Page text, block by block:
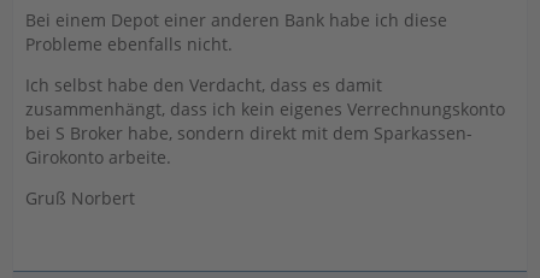
Bei einem Depot einer anderen Bank habe ich diese
Probleme ebenfalls nicht.
Ich selbst habe den Verdacht, dass es damit
zusammenhängt, dass ich kein eigenes Verrechnungskonto
bei S Broker habe, sondern direkt mit dem Sparkassen-
Girokonto arbeite.
Gruß Norbert